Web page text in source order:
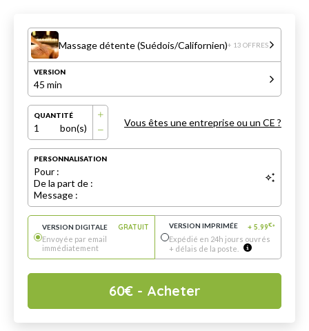
Massage détente (Suédois/Californien)+ 13 OFFRES
VERSION
45 min
QUANTITÉ
1 bon(s) Vous êtes une entreprise ou un CE ?
PERSONNALISATION
Pour :
De la part de :
Message :
VERSION DIGITALE
GRATUIT
Envoyée par email
immédiatement
VERSION IMPRIMÉE + 5.99€*
Expédié en 24h jours ouvrés
+ délais de la poste.
60€- Acheter